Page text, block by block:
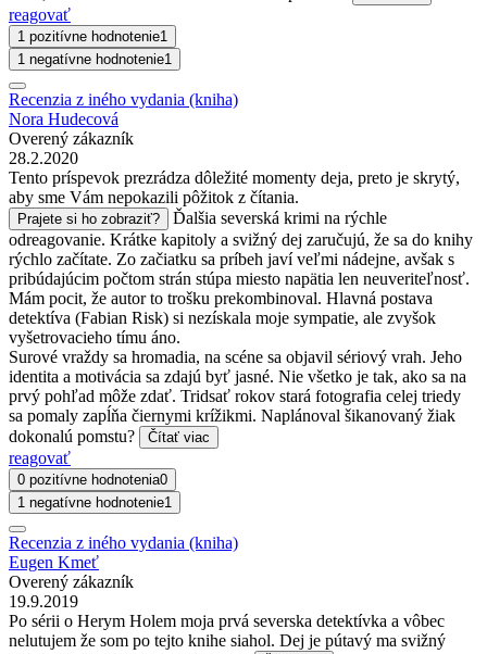
reagovať
1 pozitívne hodnotenie1
1 negatívne hodnotenie1
Recenzia z iného vydania (kniha)
Nora Hudecová
Overený zákazník
28.2.2020
Tento príspevok prezrádza dôležité momenty deja, preto je skrytý,
aby sme Vám nepokazili pôžitok z čítania.
Prajete si ho zobraziť?
Ďalšia severská krimi na rýchle
odreagovanie. Krátke kapitoly a svižný dej zaručujú, že sa do knihy
rýchlo začítate. Zo začiatku sa príbeh javí veľmi nádejne, avšak s
pribúdajúcim počtom strán stúpa miesto napätia len neuveriteľnosť.
Mám pocit, že autor to trošku prekombinoval. Hlavná postava
detektíva (Fabian Risk) si nezískala moje sympatie, ale zvyšok
vyšetrovacieho tímu áno.
Surové vraždy sa hromadia, na scéne sa objavil sériový vrah. Jeho
identita a motivácia sa zdajú byť jasné. Nie všetko je tak, ako sa na
prvý pohľad môže zdať. Tridsať rokov stará fotografia celej triedy
sa pomaly zapĺňa čiernymi krížikmi. Naplánoval šikanovaný žiak
dokonalú pomstu?
Čítať viac
reagovať
0 pozitívne hodnotenia0
1 negatívne hodnotenie1
Recenzia z iného vydania (kniha)
Eugen Kmeť
Overený zákazník
19.9.2019
Po sérii o Herym Holem moja prvá severska detektívka a vôbec
nelutujem že som po tejto knihe siahol. Dej je pútavý ma svižný